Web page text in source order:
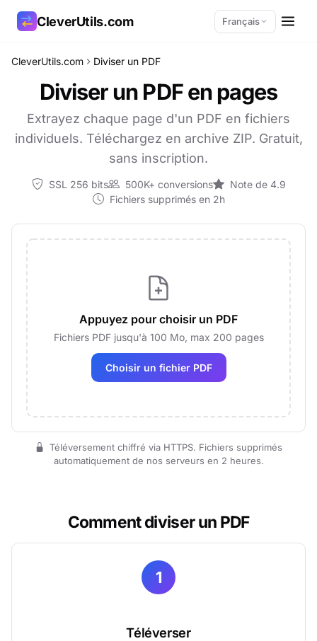
CleverUtils.com Français
CleverUtils.com Diviser un PDF
Diviser un PDF en pages
Extrayez chaque page d'un PDF en fichiers
individuels. Téléchargez en archive ZIP. Gratuit,
sans inscription.
SSL 256 bits 500K+ conversions
Note de 4.9
Fichiers supprimés en 2h
Appuyez pour choisir un PDF
Fichiers PDF jusqu'à 100 Mo, max 200 pages
Choisir un fichier PDF
Téléversement chiffré via HTTPS. Fichiers supprimés
automatiquement de nos serveurs en 2 heures.
Comment diviser un PDF
1
Téléverser
Copier le lien